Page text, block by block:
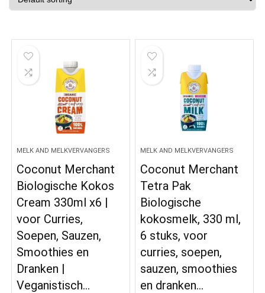
MELK AND MELKVERVANGERS
Coconut Merchant
Biologische Kokos
Cream 330ml x6 |
voor Curries,
Soepen, Sauzen,
Smoothies en
Dranken |
Veganistisch…
MELK AND MELKVERVANGERS
Coconut Merchant
Tetra Pak
Biologische
kokosmelk, 330 ml,
6 stuks, voor
curries, soepen,
sauzen, smoothies
en dranken…